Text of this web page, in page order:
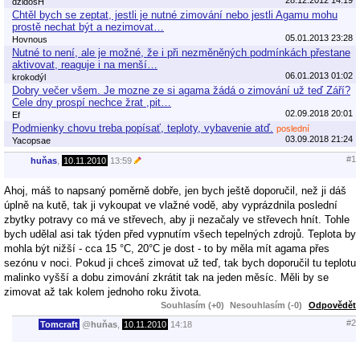
Chtěl bych se zeptat, jestli je nutné zimování nebo jestli Agamu mohu
prostě nechat být a nezimovat…
Hovnous 05.01.2013 23:28
Nutné to není, ale je možné, že i při nezměněných podmínkách přestane
aktivovat, reaguje i na menší…
krokodýl 06.01.2013 01:02
Dobry večer všem. Je mozne ze si agama žádá o zimování už teď Září?
Cele dny prospí nechce žrat ,pit…
Ef 02.09.2018 20:01
Podmienky chovu treba popísať, teploty, vybavenie atď.
poslední
Yacopsae
03.09.2018 21:24
huňas 10.11.2010 13:59 #1
Ahoj, máš to napsaný poměrně dobře, jen bych ještě doporučil, než ji dáš
úplně na kutě, tak ji vykoupat ve vlažné vodě, aby vyprázdnila poslední
zbytky potravy co má ve střevech, aby ji nezačaly ve střevech hnít. Tohle
bych udělal asi tak týden před vypnutím všech tepelných zdrojů. Teplota by
mohla být nižší - cca 15 °C, 20°C je dost - to by měla mít agama přes
sezónu v noci. Pokud ji chceš zimovat už teď, tak bych doporučil tu teplotu
malinko vyšší a dobu zimování zkrátit tak na jeden měsíc. Měli by se
zimovat až tak kolem jednoho roku života.
Souhlasím (+0) Nesouhlasím (-0) Odpovědět
Tomcraft @huňas 10.11.2010 14:18 #2